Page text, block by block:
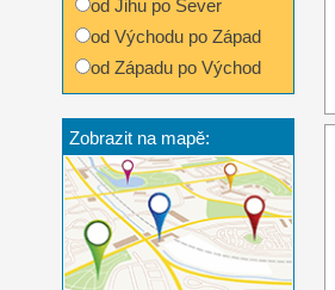
od Jihu po Sever
od Východu po Západ
od Západu po Východ
Zobrazit na mapě: